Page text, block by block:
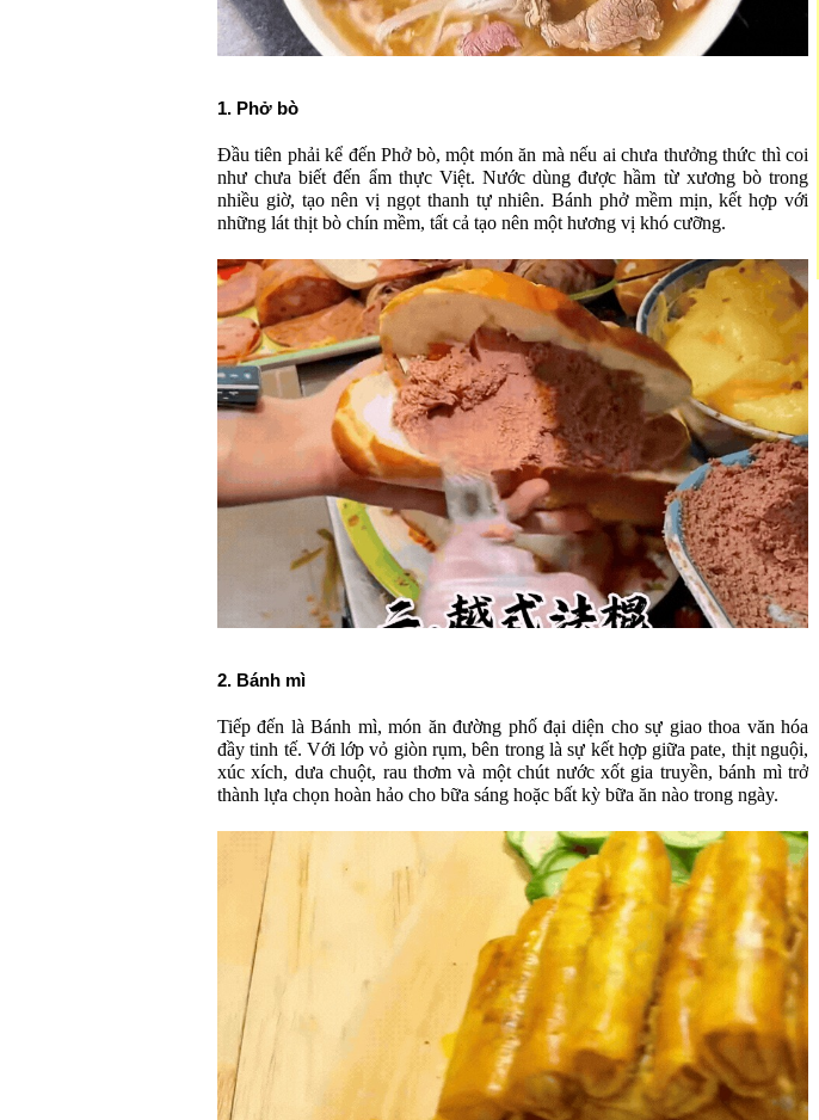
1. Phở bò
Đầu tiên phải kể đến Phở bò, một món ăn mà nếu ai chưa thưởng thức thì coi
như chưa biết đến ẩm thực Việt. Nước dùng được hầm từ xương bò trong
nhiều giờ, tạo nên vị ngọt thanh tự nhiên. Bánh phở mềm mịn, kết hợp với
những lát thịt bò chín mềm, tất cả tạo nên một hương vị khó cưỡng.
2. Bánh mì
Tiếp đến là Bánh mì, món ăn đường phố đại diện cho sự giao thoa văn hóa
đầy tinh tế. Với lớp vỏ giòn rụm, bên trong là sự kết hợp giữa pate, thịt nguội,
xúc xích, dưa chuột, rau thơm và một chút nước xốt gia truyền, bánh mì trở
thành lựa chọn hoàn hảo cho bữa sáng hoặc bất kỳ bữa ăn nào trong ngày.